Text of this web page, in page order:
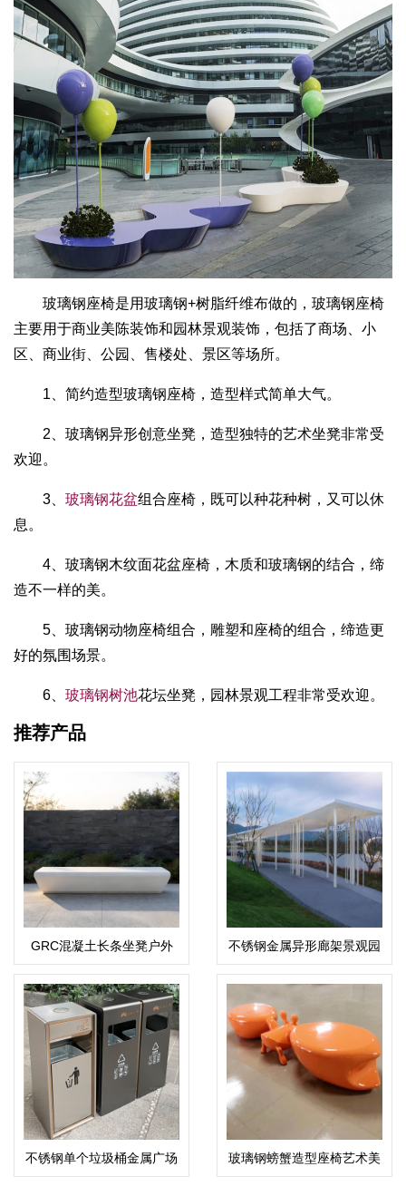
玻璃钢座椅是用玻璃钢+树脂纤维布做的，玻璃钢座椅
主要用于商业美陈装饰和园林景观装饰，包括了商场、小
区、商业街、公园、售楼处、景区等场所。
1、简约造型玻璃钢座椅，造型样式简单大气。
2、玻璃钢异形创意坐凳，造型独特的艺术坐凳非常受
欢迎。
3、 玻璃钢花盆组合座椅，既可以种花种树，又可以休
息。
4、玻璃钢木纹面花盆座椅，木质和玻璃钢的结合，缔
造不一样的美。
5、玻璃钢动物座椅组合，雕塑和座椅的组合，缔造更
好的氛围场景。
6、 玻璃钢树池花坛坐凳，园林景观工程非常受欢迎。
推荐产品
GRC混凝土长条坐凳户外
UHPC清水混凝土座椅
不锈钢金属异形廊架景观园
林广场凉亭
不锈钢单个垃圾桶金属广场
街区果皮箱
玻璃钢螃蟹造型座椅艺术美
陈创意坐凳